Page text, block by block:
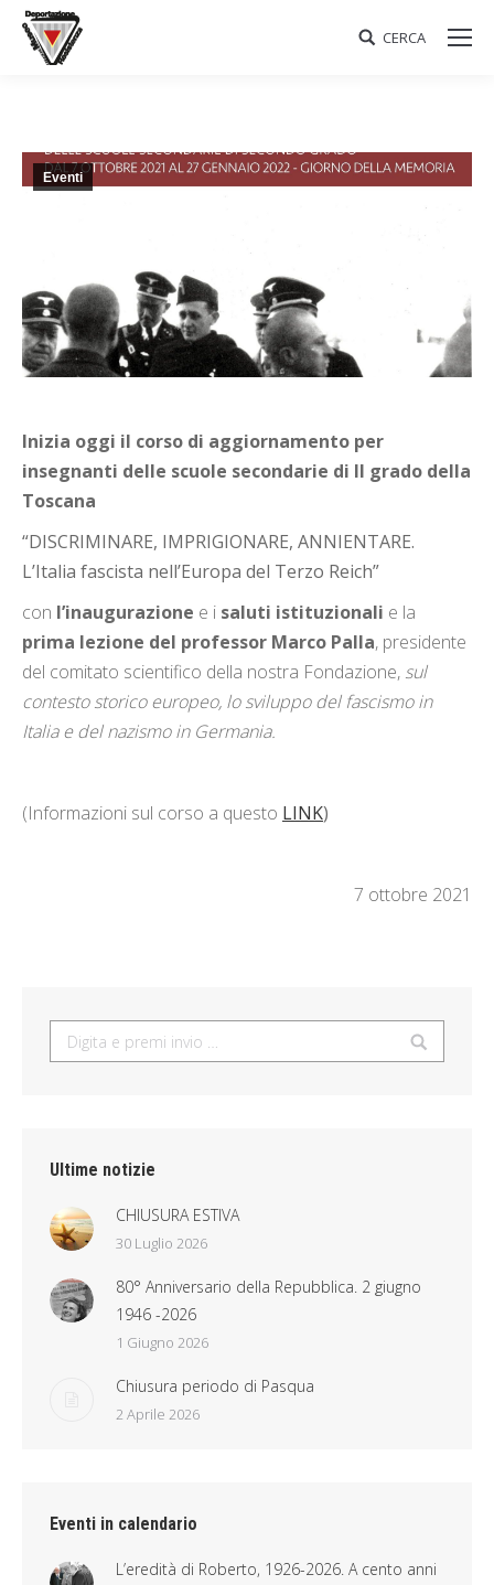
Search:
CERCA
Eventi
Inizia oggi il corso di aggiornamento per
insegnanti delle scuole secondarie di II grado della
Toscana
“DISCRIMINARE, IMPRIGIONARE, ANNIENTARE.
L’Italia fascista nell’Europa del Terzo Reich”
con l’inaugurazione e i saluti istituzionali e la
prima lezione del professor Marco Palla, presidente
del comitato scientifico della nostra Fondazione, sul
contesto storico europeo, lo sviluppo del fascismo in
Italia e del nazismo in Germania.
(Informazioni sul corso a questo LINK)
7 ottobre 2021
Search:
Ultime notizie
CHIUSURA ESTIVA
30 Luglio 2026
80° Anniversario della Repubblica. 2 giugno
1946 -2026
1 Giugno 2026
Chiusura periodo di Pasqua
2 Aprile 2026
Eventi in calendario
L’eredità di Roberto, 1926-2026. A cento anni